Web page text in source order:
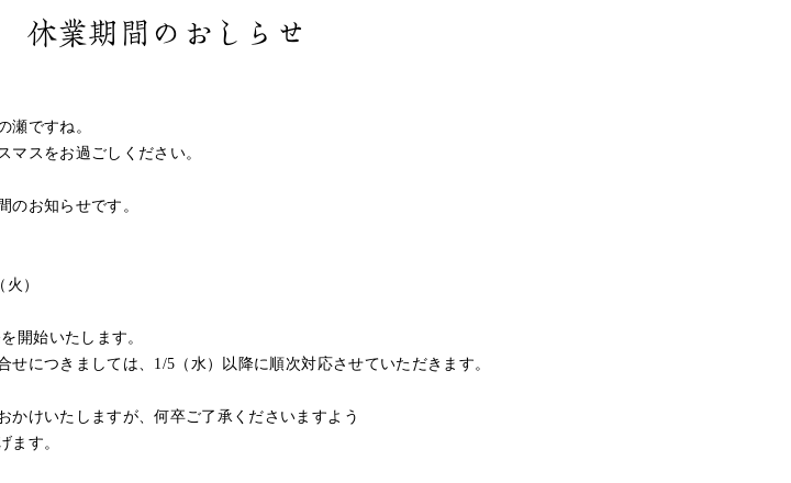
休業期間のおしらせ
瀬ですね。
マスをお過ごしください。
のお知らせです。
）
開始いたします。
せにつきましては、1/5（水）以降に順次対応させていただきます。
かけいたしますが、何卒ご了承くださいますよう
ます。